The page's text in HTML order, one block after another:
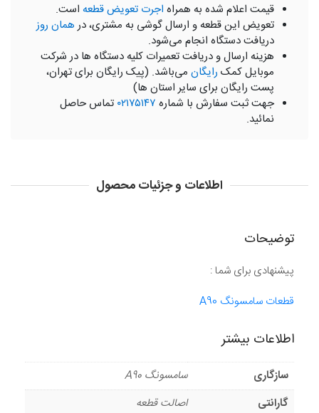
قیمت اعلام شده به همراه اجرت تعویض قطعه است.
تعویض این قطعه و ارسال گوشی به مشتری، درهمان روز
دریافت دستگاه انجام می‌شود.
هزینه ارسال و دریافت تعمیرات کلیه دستگاه ها در شرکت
موبایل کمک رایگان می‌باشد. (پیک رایگان برای تهران،
پست رایگان برای سایر استان ها)
جهت ثبت سفارش با شماره ۰۲۱۷۵۱۴۷ تماس حاصل
نمائید.
اطلاعات و جزئیات محصول
توضیحات
پیشنهادی برای شما :
قطعات سامسونگ A90
اطلاعات بیشتر
سازگاری
سامسونگ A90
گارانتی
اصالت قطعه